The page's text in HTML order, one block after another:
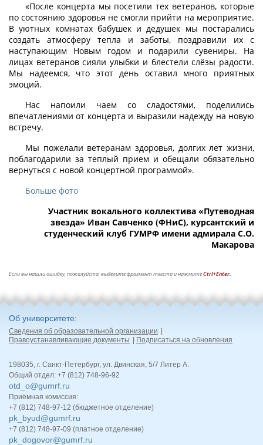
«После концерта мы посетили тех ветеранов, которые
по состоянию здоровья не смогли прийти на мероприятие.
В уютных комнатах бабушек и дедушек мы постарались
создать атмосферу тепла и заботы, поздравили их с
наступающим Новым годом и подарили сувениры. На
лицах ветеранов сияли улыбки и блестели слёзы радости.
Мы надеемся, что этот день оставил много приятных
эмоций.
Нас напоили чаем со сладостями, поделились
впечатлениями от концерта и выразили надежду на новую
встречу.
Мы пожелали ветеранам здоровья, долгих лет жизни,
поблагодарили за теплый прием и обещали обязательно
вернуться с новой концертной программой».
Больше фото
Участник вокального коллектива «Путеводная
звезда» Иван Савченко (ФНиС), курсантский и
студенческий клуб ГУМРФ имени адмирала С.О.
Макарова
Если вы нашли ошибку, пожалуйста, выделите фрагмент текста и нажмитеCtrl+Enter.
Об университете
Сведения об образовательной организации
Правоустанавливающие документы
Подписаться на обновления
198035, г. Санкт-Петербург, ул. Двинская, 5/7 Литер А.
Общий отдел: +7 (812) 748-96-92
otd_o@gumrf.ru
Приёмная комиссия:
+7 (812) 748-97-12 (бюджетное отделение)
pk_byud@gumrf.ru
+7 (812) 748-97-09 (платное отделение)
pk_dogovor@gumrf.ru